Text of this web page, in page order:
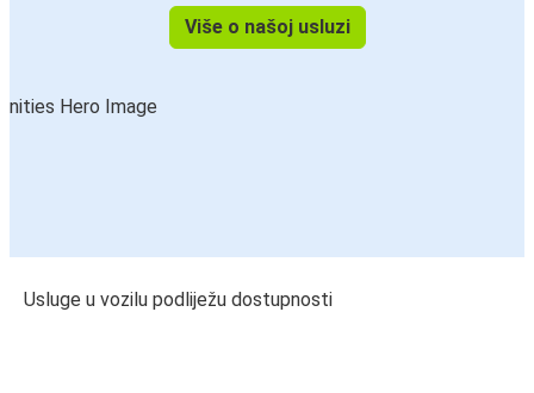
Više o našoj usluzi
Usluge u vozilu podliježu dostupnosti